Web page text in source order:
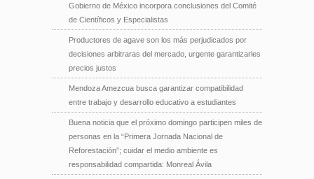
Gobierno de México incorpora conclusiones del Comité
de Científicos y Especialistas
Productores de agave son los más perjudicados por
decisiones arbitraras del mercado, urgente garantizarles
precios justos
Mendoza Amezcua busca garantizar compatibilidad
entre trabajo y desarrollo educativo a estudiantes
Buena noticia que el próximo domingo participen miles de
personas en la “Primera Jornada Nacional de
Reforestación”; cuidar el medio ambiente es
responsabilidad compartida: Monreal Ávila